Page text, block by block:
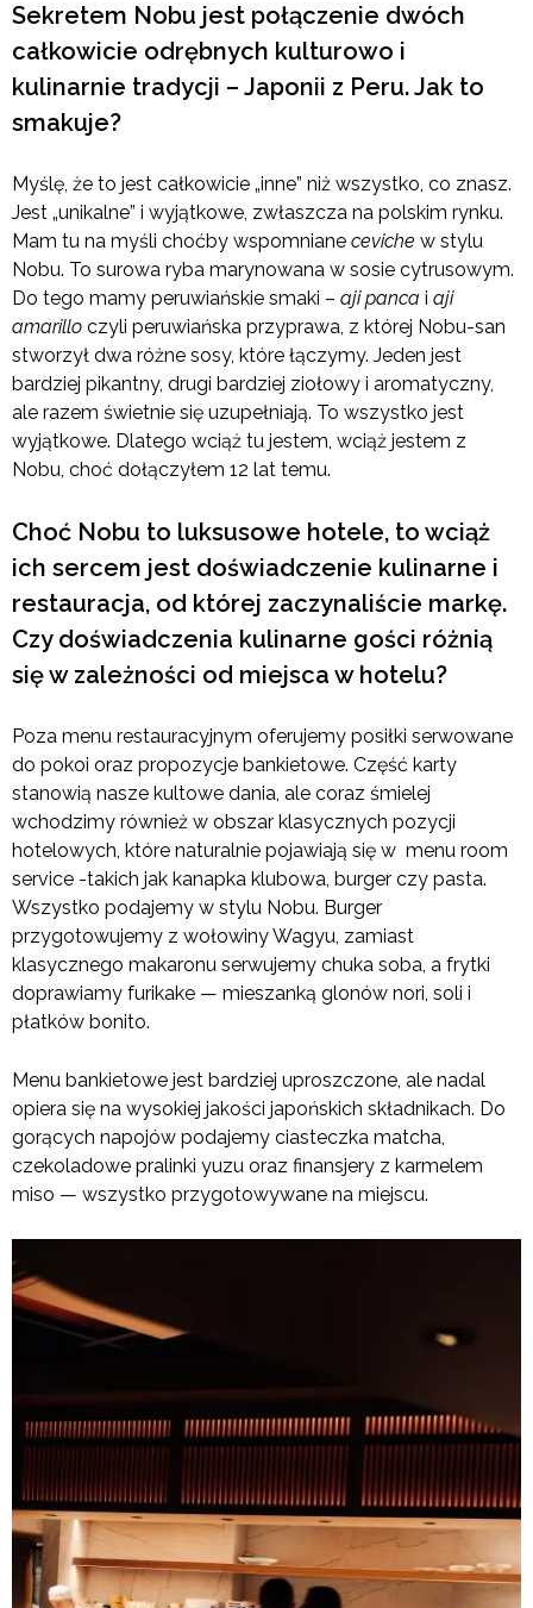
Sekretem Nobu jest połączenie dwóch
całkowicie odrębnych kulturowo i
kulinarnie tradycji – Japonii z Peru. Jak to
smakuje?
Myślę, że to jest całkowicie „inne” niż wszystko, co znasz.
Jest „unikalne” i wyjątkowe, zwłaszcza na polskim rynku.
Mam tu na myśli choćby wspomniane ceviche w stylu
Nobu. To surowa ryba marynowana w sosie cytrusowym.
Do tego mamy peruwiańskie smaki – aji panca i aji
amarillo czyli peruwiańska przyprawa, z której Nobu-san
stworzył dwa różne sosy, które łączymy. Jeden jest
bardziej pikantny, drugi bardziej ziołowy i aromatyczny,
ale razem świetnie się uzupełniają. To wszystko jest
wyjątkowe. Dlatego wciąż tu jestem, wciąż jestem z
Nobu, choć dołączyłem 12 lat temu.
Choć Nobu to luksusowe hotele, to wciąż
ich sercem jest doświadczenie kulinarne i
restauracja, od której zaczynaliście markę.
Czy doświadczenia kulinarne gości różnią
się w zależności od miejsca w hotelu?
Poza menu restauracyjnym oferujemy posiłki serwowane
do pokoi oraz propozycje bankietowe. Część karty
stanowią nasze kultowe dania, ale coraz śmielej
wchodzimy również w obszar klasycznych pozycji
hotelowych, które naturalnie pojawiają się w menu room
service -takich jak kanapka klubowa, burger czy pasta.
Wszystko podajemy w stylu Nobu. Burger
przygotowujemy z wołowiny Wagyu, zamiast
klasycznego makaronu serwujemy chuka soba, a frytki
doprawiamy furikake — mieszanką glonów nori, soli i
płatków bonito.
Menu bankietowe jest bardziej uproszczone, ale nadal
opiera się na wysokiej jakości japońskich składnikach. Do
gorących napojów podajemy ciasteczka matcha,
czekoladowe pralinki yuzu oraz finansjery z karmelem
miso — wszystko przygotowywane na miejscu.